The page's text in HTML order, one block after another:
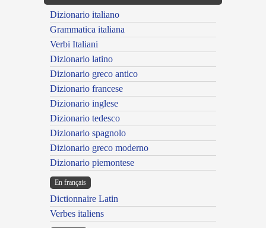
Dizionario italiano
Grammatica italiana
Verbi Italiani
Dizionario latino
Dizionario greco antico
Dizionario francese
Dizionario inglese
Dizionario tedesco
Dizionario spagnolo
Dizionario greco moderno
Dizionario piemontese
En français
Dictionnaire Latin
Verbes italiens